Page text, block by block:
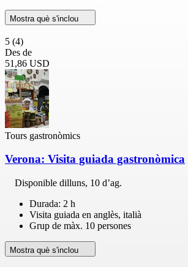
Mostra què s'inclou
5 (4)
Des de
51,86 USD
Tours gastronòmics
Verona: Visita guiada gastronòmica
Disponible dilluns, 10 d’ag.
Durada: 2 h
Visita guiada en anglès, italià
Grup de màx. 10 persones
Mostra què s'inclou